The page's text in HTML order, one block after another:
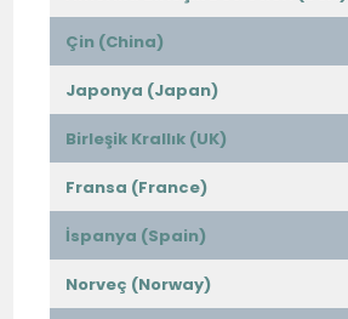
Çin (China)
Japonya (Japan)
Birleşik Krallık (UK)
Fransa (France)
İspanya (Spain)
Norveç (Norway)